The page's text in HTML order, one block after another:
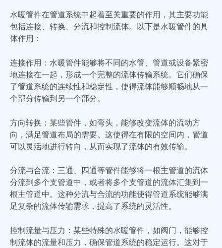
水暖管件在管道系统中起着至关重要的作用，其主要功能
包括连接、转换、分流和控制流体。以下是水暖管件的具
体作用：
连接作用：水暖管件能够将不同的水管、管道或设备紧密
地连接在一起，形成一个完整的流体传输系统。它们确保
了管道系统的连续性和稳定性，使得流体能够顺畅地从一
个部分传输到另一个部分。
方向转换：某些管件，如弯头，能够改变流体的流动方
向，满足管道布局的需要。这使得在有限的空间内，管道
可以灵活地进行转向，从而实现了流体的有效传输。
分流与合流：三通、四通等管件能够将一根主管道的流体
分流到多个支管道中，或者将多个支管道的流体汇集到一
根主管道中。这种分流与合流的功能使得管道系统能够满
足复杂的流体传输需求，提高了系统的灵活性。
控制流量与压力：某些特殊的水暖管件，如阀门，能够控
制流体的流量和压力，确保管道系统的稳定运行。这对于